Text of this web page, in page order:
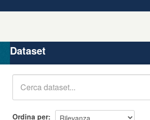
Organizzazioni
Gruppi
Dataset
Ordina per